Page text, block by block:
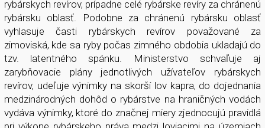
rybárskych revírov, prípadne celé rybárske revíry za chránenú
rybársku oblasť. Podobne za chránenú rybársku oblasť
vyhlasuje časti rybárskych revírov považované za
zimoviská, kde sa ryby počas zimného obdobia ukladajú do
tzv. latentného spánku. Ministerstvo schvaľuje aj
zarybňovacie plány jednotlivých užívateľov rybárskych
revírov, udeľuje výnimky na skorší lov kapra, do dojednania
medzinárodných dohôd o rybárstve na hraničných vodách
vydáva výnimky, ktoré do značnej miery zjednocujú pravidlá